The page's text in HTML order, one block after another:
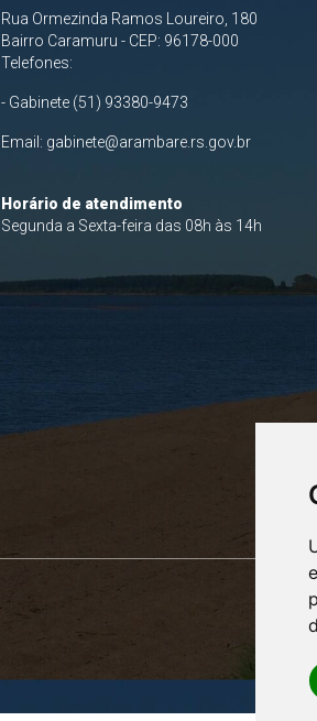
Rua Ormezinda Ramos Loureiro, 180
Bairro Caramuru - CEP: 96178-000
Telefones:
- Gabinete (51) 93380-9473
Email: gabinete@arambare.rs.gov.br
Horário de atendimento
Segunda a Sexta-feira das 08h às 14h